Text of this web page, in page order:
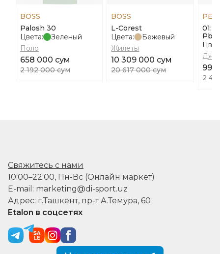
BOSS
Palosh 30
Цвета:
Зеленый
Поло
658 000 сум
2 192 000 сум
BOSS
L-Corest
Цвета:
Бежевый
Жилеты
10 309 000 сум
20 617 000 сум
01:
994
2
Свяжитесь с нами
10:00–22:00, Пн-Вс (Онлайн маркет)
E-mail: marketing@di-sport.uz
Адрес: г.Ташкент, пр-т А.Темура, 60
Etalon в соцсетях